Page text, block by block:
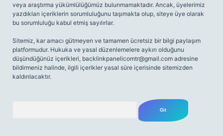
veya araştırma yükümlülüğümüz bulunmamaktadır. Ancak, üyelerimiz
yazdıkları içeriklerin sorumluluğunu taşımakta olup, siteye üye olarak
bu sorumluluğu kabul etmiş sayılırlar.
Sitemiz, kar amacı gütmeyen ve tamamen ücretsiz bir bilgi paylaşım
platformudur. Hukuka ve yasal düzenlemelere aykırı olduğunu
düşündüğünüz içerikleri, backlinkpanelicomtr@gmail.com adresine
bildirmeniz halinde, ilgili içerikler yasal süre içerisinde sitemizden
kaldırılacaktır.